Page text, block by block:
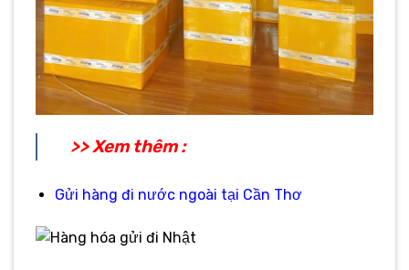
>> Xem thêm :
Gửi hàng đi nước ngoài tại Cần Thơ